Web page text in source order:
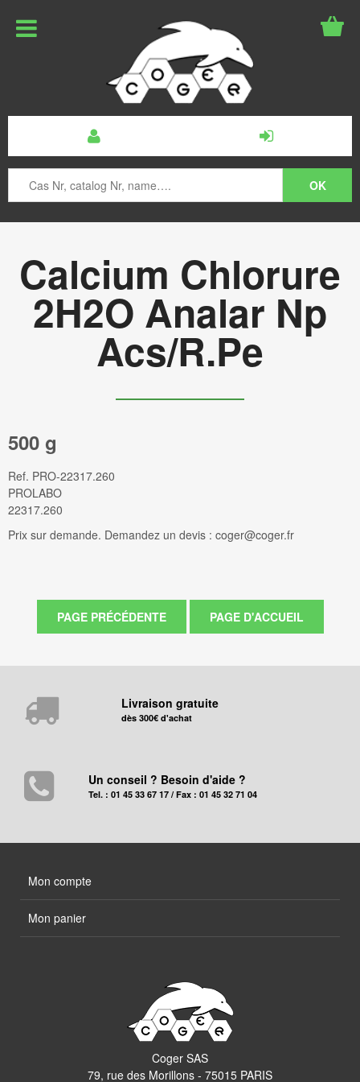
Calcium Chlorure
2H2O Analar Np
Acs/R.Pe
500 g
Ref. PRO-22317.260
PROLABO
22317.260
Prix sur demande. Demandez un devis : coger@coger.fr
Livraison gratuite
dès 300€ d'achat
Un conseil ? Besoin d'aide ?
Tel. : 01 45 33 67 17 / Fax : 01 45 32 71 04
Mon compte
Mon panier
Coger SAS
79, rue des Morillons - 75015 PARIS